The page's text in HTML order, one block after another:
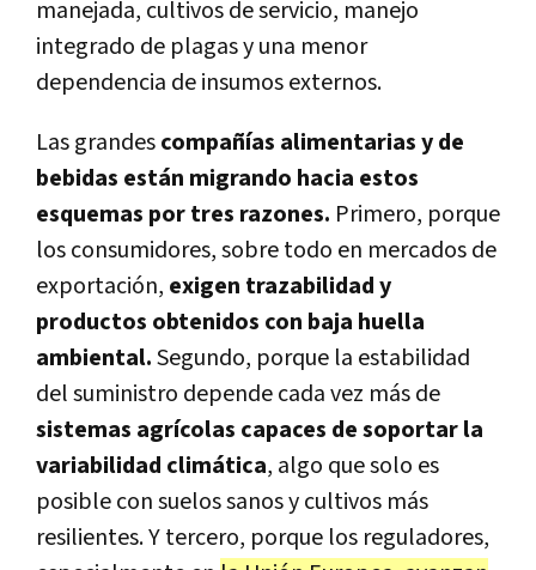
manejada, cultivos de servicio, manejo
integrado de plagas y una menor
dependencia de insumos externos.
Las grandescompañías alimentarias y de
bebidas están migrando hacia estos
esquemas por tres razones. Primero, porque
los consumidores, sobre todo en mercados de
exportación, exigen trazabilidad y
productos obtenidos con baja huella
ambiental.Segundo, porque la estabilidad
del suministro depende cada vez más de
sistemas agrícolas capaces de soportar la
variabilidad climática, algo que solo es
posible con suelos sanos y cultivos más
resilientes. Y tercero, porque los reguladores,